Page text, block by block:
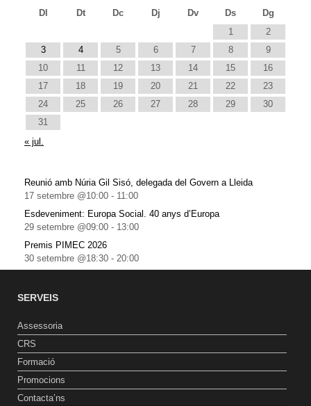
Dl
Dt Dc Dj Dv Ds
Dg
1
2
3
4 5 6 7 8
9
10
11 12 13 14 15
16
17
18 19 20 21 22
23
24
25 26 27 28 29
30
31
« jul.
Reunió amb Núria Gil Sisó, delegada del Govern a Lleida
17 setembre @10:00 - 11:00
Esdeveniment: Europa Social. 40 anys d’Europa
29 setembre @09:00 - 13:00
Premis PIMEC 2026
30 setembre @18:30 - 20:00
SERVEIS
Assessoria
CRS
Formació
Promocions
Contacta’ns